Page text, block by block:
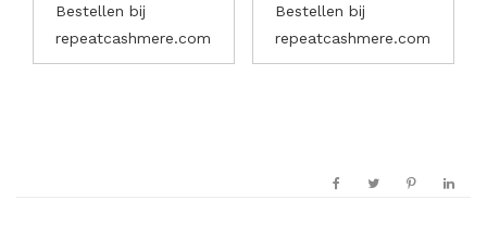
Bestellen bij
repeatcashmere.com
Bestellen bij
repeatcashmere.com